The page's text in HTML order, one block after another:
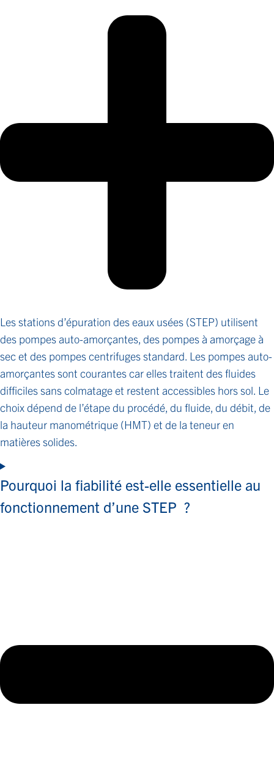
Les stations d’épuration des eaux usées (STEP) utilisent
des pompes auto-amorçantes, des pompes à amorçage à
sec et des pompes centrifuges standard. Les pompes auto-
amorçantes sont courantes car elles traitent des fluides
difficiles sans colmatage et restent accessibles hors sol. Le
choix dépend de l’étape du procédé, du fluide, du débit, de
la hauteur manométrique (HMT) et de la teneur en
matières solides.
Pourquoi la fiabilité est-elle essentielle au
fonctionnement d’une STEP ?